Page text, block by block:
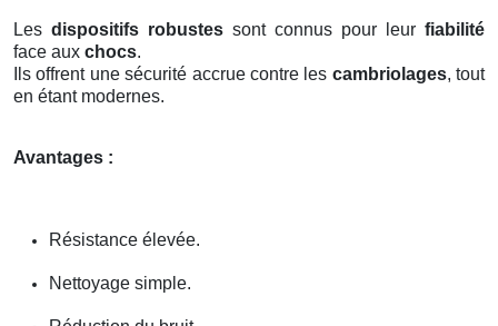
Les dispositifs robustes sont connus pour leur fiabilité
face aux chocs.
Ils offrent une sécurité accrue contre les cambriolages, tout
en étant modernes.
Avantages :
Résistance élevée.
Nettoyage simple.